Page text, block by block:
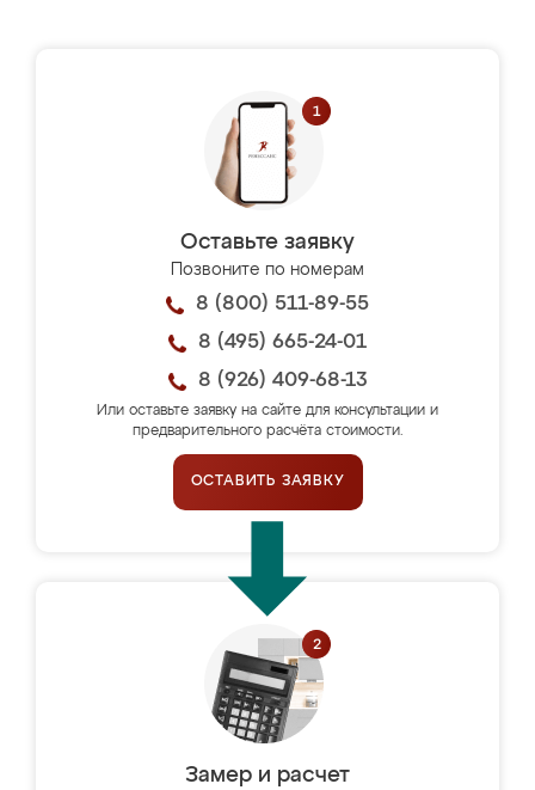
Оставьте заявку
Позвоните по номерам
8 (800) 511-89-55
8 (495) 665-24-01
8 (926) 409-68-13
Или оставьте заявку на сайте для консультации и
предварительного расчёта стоимости.
ОСТАВИТЬ ЗАЯВКУ
Замер и расчет